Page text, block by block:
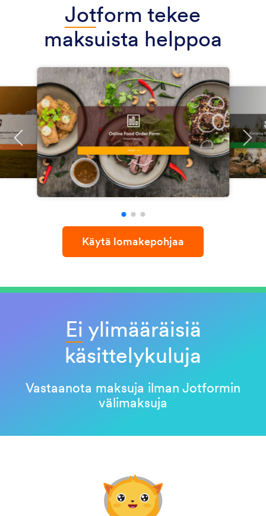
Jotform tekee
maksuista helppoa
Käytä lomakepohjaa
Ei ylimääräisiä
käsittelykuluja
Vastaanota maksuja ilman Jotformin
välimaksuja